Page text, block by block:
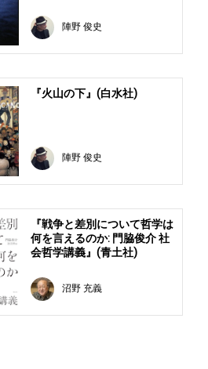
陣野 俊史
『火山の下』(白水社)
陣野 俊史
『戦争と差別について哲学は
何を言えるのか: 門脇俊介 社
会哲学講義』(青土社)
沼野 充義